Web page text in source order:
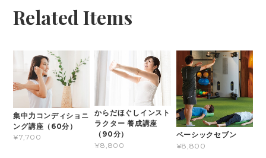
Related Items
集中力コンディショニ
ング講座（60分）
¥7,700
からだほぐしインスト
ラクター 養成講座
（90分）
¥8,800
ベーシックセブン
¥8,800